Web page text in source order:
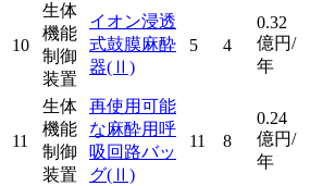
10
生体
機能
制御
装置
イオン浸透
式鼓膜麻酔
器(Ⅱ)
5 4
0.32
億円/
年
11
生体
機能
制御
装置
再使用可能
な麻酔用呼
吸回路バッ
グ(Ⅱ)
11 8
0.24
億円/
年